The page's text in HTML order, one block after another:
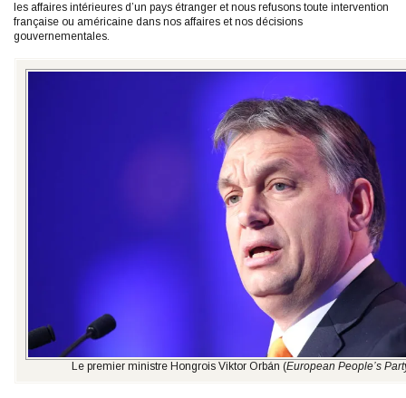
les affaires intérieures d’un pays étranger et nous refusons toute intervention
française ou américaine dans nos affaires et nos décisions
gouvernementales.
Le premier ministre Hongrois Viktor Orbán (European People’s